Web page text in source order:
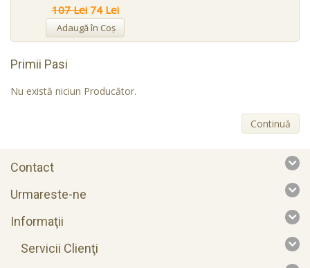
Adaugă în Coş
107 Lei 74 Lei
Primii Pasi
Nu există niciun Producător.
Continuă
Contact
Urmareste-ne
Informaţii
Servicii Clienţi